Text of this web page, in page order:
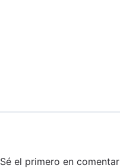
Sé el primero en comentar